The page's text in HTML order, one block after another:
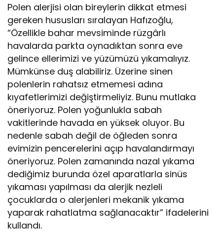
Polen alerjisi olan bireylerin dikkat etmesi
gereken hususları sıralayan Hafızoğlu,
“Özellikle bahar mevsiminde rüzgârlı
havalarda parkta oynadıktan sonra eve
gelince ellerimizi ve yüzümüzü yıkamalıyız.
Mümkünse duş alabiliriz. Üzerine sinen
polenlerin rahatsız etmemesi adına
kıyafetlerimizi değiştirmeliyiz. Bunu mutlaka
öneriyoruz. Polen yoğunlukla sabah
vakitlerinde havada en yüksek oluyor. Bu
nedenle sabah değil de öğleden sonra
evimizin pencerelerini açıp havalandırmayı
öneriyoruz. Polen zamanında nazal yıkama
dediğimiz burunda özel aparatlarla sinüs
yıkaması yapılması da alerjik nezleli
çocuklarda o alerjenleri mekanik yıkama
yaparak rahatlatma sağlanacaktır” ifadelerini
kullandı.